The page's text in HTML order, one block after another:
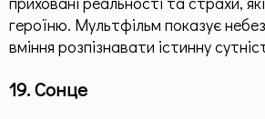
героїню. Мультфільм показує
вміння розпізнавати істинну
19. Сонце